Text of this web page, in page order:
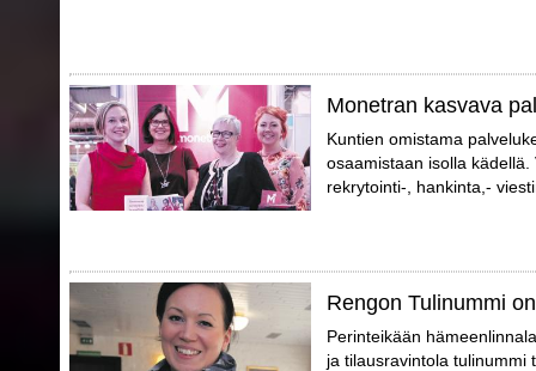
Monetran kasvava
Kuntien omistama
osaamistaan isolla
rekrytointi-, hankinta,-
Rengon Tulinummi
Perinteikään
ja tilausravintola tulinummi